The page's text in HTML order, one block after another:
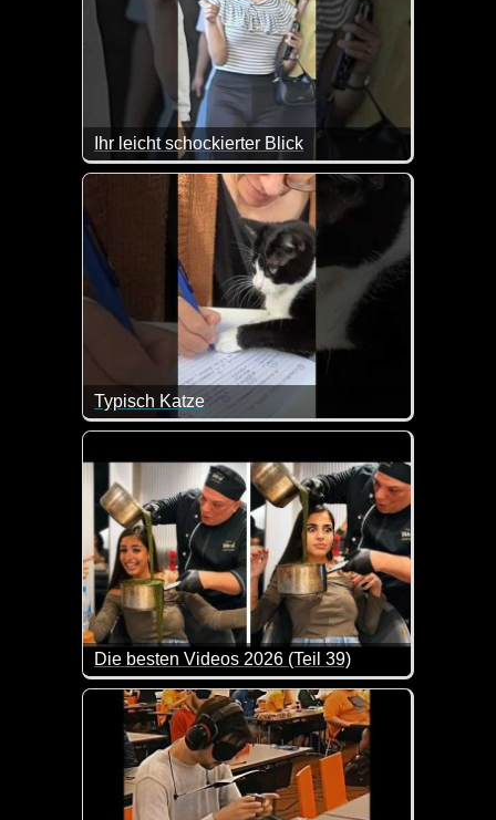
Ihr leicht schockierter Blick
Typisch Katze
Sie sind frech wie Oskar, aber lachen muss man
Die besten Videos 2026 (Teil 39)
Eine tolle Zusammenstellung von lustigen